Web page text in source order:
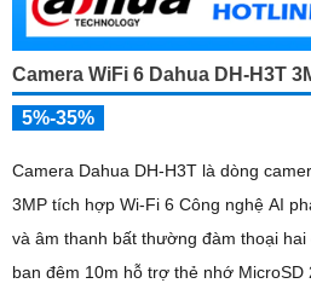
Camera WiFi 6 Dahua DH-H3T
5%-35%
Camera Dahua DH-H3T là dòng
3MP tích hợp Wi-Fi 6 Công nghệ AI
và âm thanh bất thường đàm thoại
ban đêm 10m hỗ trợ thẻ nhớ MicroSD